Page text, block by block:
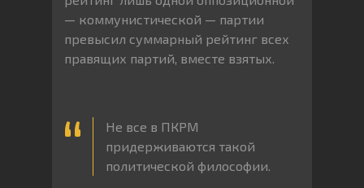
— коммунистической — партии
превысил суммарный рейтинг всех
правящих партий, вместе взятых.
Не все в ПКРМ
придерживаются такой
политической философии.